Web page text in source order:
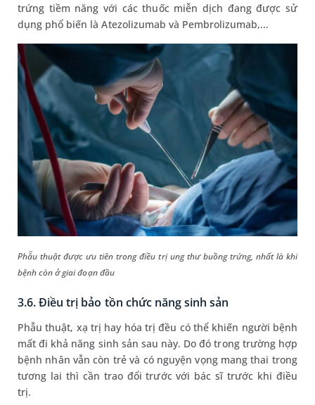
trứng tiềm năng với các thuốc miễn dịch đang được sử
dụng phổ biến là Atezolizumab và Pembrolizumab,...
Phẫu thuật được ưu tiên trong điều trị ung thư buồng trứng, nhất là khi
bệnh còn ở giai đoạn đầu
3.6. Điều trị bảo tồn chức năng sinh sản
Phẫu thuật, xạ trị hay hóa trị đều có thể khiến người bệnh
mất đi khả năng sinh sản sau này. Do đó trong trường hợp
bệnh nhân vẫn còn trẻ và có nguyện vọng mang thai trong
tương lai thì cần trao đổi trước với bác sĩ trước khi điều
trị.